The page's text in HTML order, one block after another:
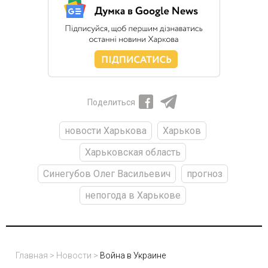
Поделиться
новости Харькова
Харьков
Харьковская область
Синегубов Олег Васильевич
прогноз
непогода в Харькове
Главная > Новости > Война в Украине